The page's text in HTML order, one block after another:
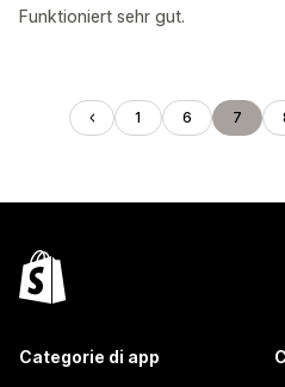
Funktioniert sehr gut.
1 6 7
Categorie di app